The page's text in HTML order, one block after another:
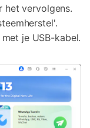
het vervolgens.
je USB-kabel.